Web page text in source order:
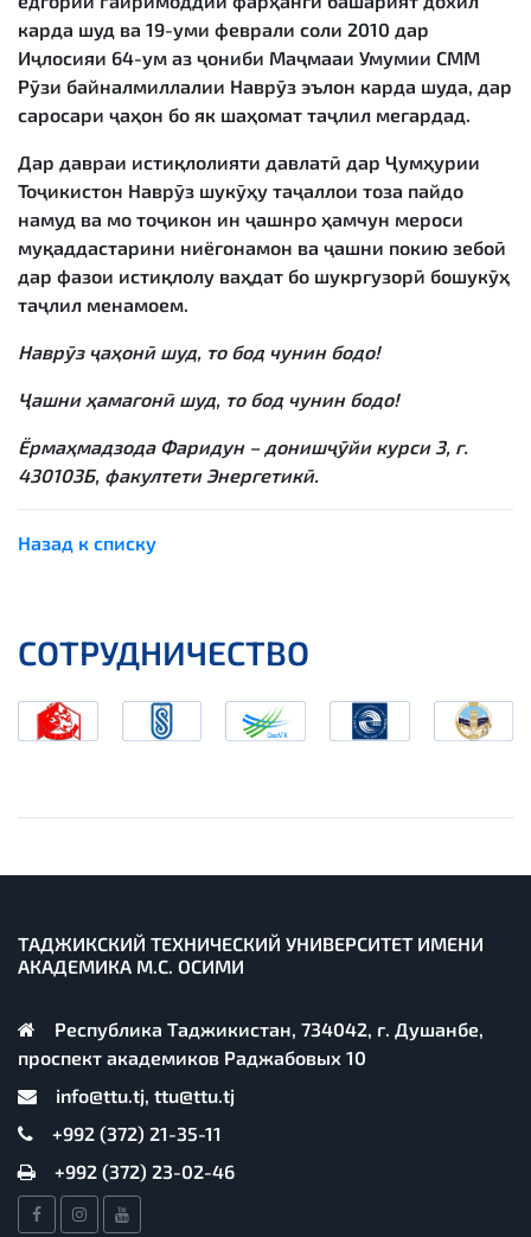
карда шуд ва 19-уми феврали соли 2010 дар
Иҷлосияи 64-ум аз ҷониби Маҷмааи Умумии СММ
Рӯзи байналмиллалии Наврӯз эълон карда шуда, дар
саросари ҷаҳон бо як шаҳомат таҷлил мегардад.
Дар давраи истиқлолияти давлатӣ дар Ҷумҳурии
Тоҷикистон Наврӯз шукӯҳу таҷаллои тоза пайдо
намуд ва мо тоҷикон ин ҷашнро ҳамчун мероси
муқаддастарини ниёгонамон ва ҷашни покию зебоӣ
дар фазои истиқлолу ваҳдат бо шукргузорӣ бошукӯҳ
таҷлил менамоем.
Наврӯз ҷаҳонӣ шуд, то бод чунин бодо!
Ҷашни ҳамагонӣ шуд, то бод чунин бодо!
Ёрмаҳмадзода Фаридун – донишҷӯйи курси 3, г.
430103Б, факултети Энергетикӣ.
Назад к списку
СОТРУДНИЧЕСТВО
ТАДЖИКСКИЙ ТЕХНИЧЕСКИЙ УНИВЕРСИТЕТ ИМЕНИ
АКАДЕМИКА М.С. ОСИМИ
Республика Таджикистан, 734042, г. Душанбе,
проспект академиков Раджабовых 10
info@ttu.tj, ttu@ttu.tj
+992 (372) 21-35-11
+992 (372) 23-02-46